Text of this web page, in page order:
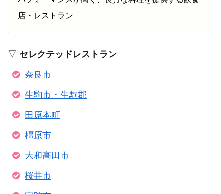
店・レストラン
▽ セレクテッドレストラン
奈良市
生駒市・生駒郡
田原本町
橿原市
大和高田市
桜井市